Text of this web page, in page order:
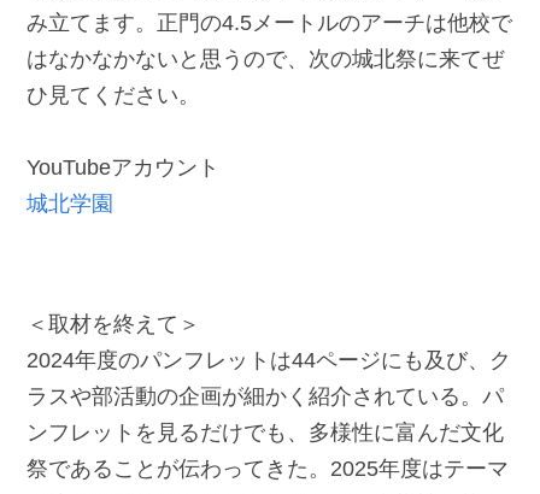
み立てます。正門の4.5メートルのアーチは他校で
はなかなかないと思うので、次の城北祭に来てぜ
ひ見てください。
YouTubeアカウント
城北学園
＜取材を終えて＞
2024年度のパンフレットは44ページにも及び、ク
ラスや部活動の企画が細かく紹介されている。パ
ンフレットを見るだけでも、多様性に富んだ文化
祭であることが伝わってきた。2025年度はテーマ